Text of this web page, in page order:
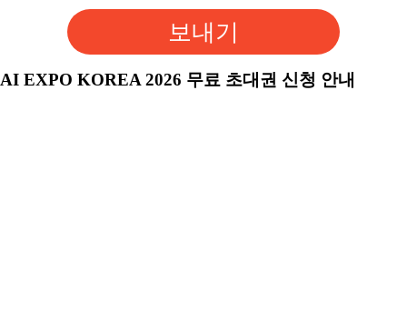
보내기
AI EXPO KOREA 2026 무료 초대권 신청 안내